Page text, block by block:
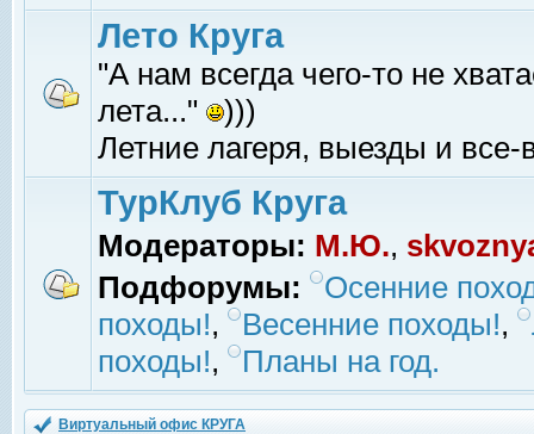
Лето Круга
"А нам всегда чего-то не
лета..."
)))
Летние лагеря, выезды и все-
ТурКлуб Круга
Модераторы: М.Ю.,
Подфорумы:
Осенние
походы!, Весенние походы!,
походы!, Планы на год.
Виртуальный офис КРУГА